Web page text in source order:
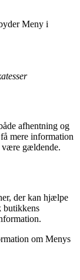
Meny i
afhentning og
mere information
være gældende.
der kan hjælpe
butikkens
om Menys